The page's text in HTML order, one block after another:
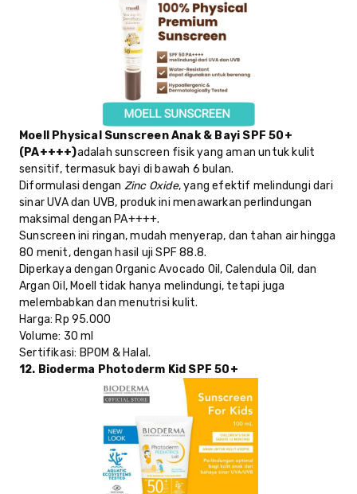
Moell Physical Sunscreen Anak & Bayi SPF 50+
(PA++++)adalah sunscreen fisik yang aman untuk kulit
sensitif, termasuk bayi di bawah 6 bulan.
Diformulasi dengan Zinc Oxide, yang efektif melindungi dari
sinar UVA dan UVB, produk ini menawarkan perlindungan
maksimal dengan PA++++.
Sunscreen ini ringan, mudah menyerap, dan tahan air hingga
80 menit, dengan hasil uji SPF 88.8.
Diperkaya dengan Organic Avocado Oil, Calendula Oil, dan
Argan Oil, Moell tidak hanya melindungi, tetapi juga
melembabkan dan menutrisi kulit.
Harga: Rp 95.000
Volume: 30 ml
Sertifikasi: BPOM & Halal.
12. Bioderma Photoderm Kid SPF 50+